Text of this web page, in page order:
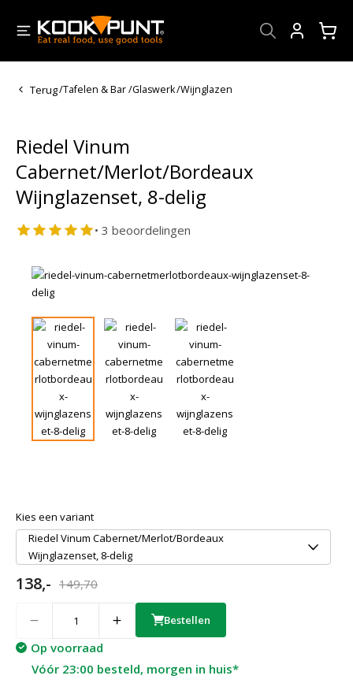
Terug/Tafelen & Bar/Glaswerk/Wijnglazen
Riedel Vinum
Cabernet/Merlot/Bordeaux
Wijnglazenset, 8-delig
• 3 beoordelingen
Kies een variant
Riedel Vinum Cabernet/Merlot/Bordeaux
Wijnglazenset, 8-delig
138,- 149,70
Bestellen
Op voorraad
Vóór 23:00 besteld, morgen in huis*